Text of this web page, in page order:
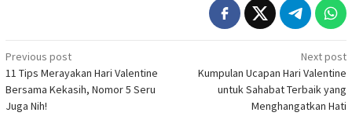
Post
navigation
Previous post
11 Tips Merayakan Hari Valentine
Bersama Kekasih, Nomor 5 Seru
Juga Nih!
Next post
Kumpulan Ucapan Hari Valentine
untuk Sahabat Terbaik yang
Menghangatkan Hati